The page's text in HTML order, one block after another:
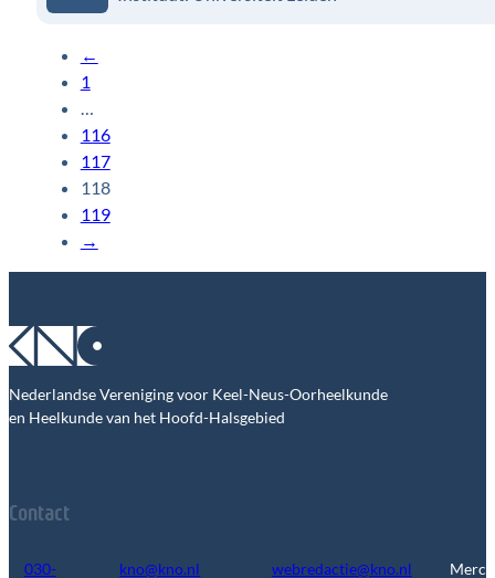
←
1
116
117
118
119
→
Nederlandse Vereniging voor Keel-Neus-Oorheelkunde
en Heelkunde van het Hoofd-Halsgebied
Contact
030-
kno@kno.nl webredactie@kno.nl